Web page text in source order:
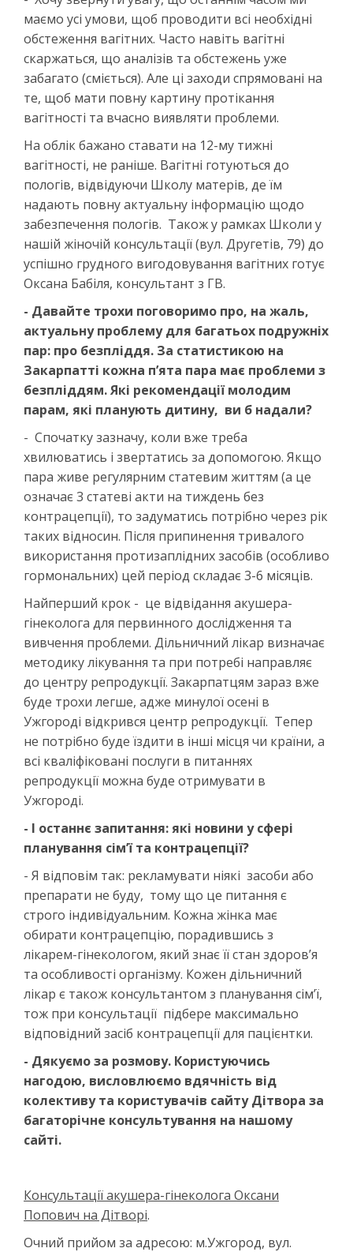
маємо усі умови, щоб проводити всі необхідні
обстеження вагітних. Часто навіть вагітні
скаржаться, що аналізів та обстежень уже
забагато (сміється). Але ці заходи спрямовані на
те, щоб мати повну картину протікання
вагітності та вчасно виявляти проблеми.
На облік бажано ставати на 12-му тижні
вагітності, не раніше. Вагітні готуються до
пологів, відвідуючи Школу матерів, де їм
надають повну актуальну інформацію щодо
забезпечення пологів. Також у рамках Школи у
нашій жіночій консультації (вул. Другетів, 79) до
успішно грудного вигодовування вагітних готує
Оксана Бабіля, консультант з ГВ.
- Давайте трохи поговоримо про, на жаль,
актуальну проблему для багатьох подружніх
пар: про безпліддя. За статистикою на
Закарпатті кожна п’ята пара має проблеми з
безпліддям. Які рекомендації молодим
парам, які планують дитину, ви б надали?
- Спочатку зазначу, коли вже треба
хвилюватись і звертатись за допомогою. Якщо
пара живе регулярним статевим життям (а це
означає 3 статеві акти на тиждень без
контрацепції), то задуматись потрібно через рік
таких відносин. Після припинення тривалого
використання протизаплідних засобів (особливо
гормональних) цей період складає 3-6 місяців.
Найперший крок - це відвідання акушера-
гінеколога для первинного дослідження та
вивчення проблеми. Дільничний лікар визначає
методику лікування та при потребі направляє
до центру репродукції. Закарпатцям зараз вже
буде трохи легше, адже минулої осені в
Ужгороді відкрився центр репродукції. Тепер
не потрібно буде їздити в інші місця чи країни, а
всі кваліфіковані послуги в питаннях
репродукції можна буде отримувати в
Ужгороді.
- І останнє запитання: які новини у сфері
планування сім’ї та контрацепції?
- Я відповім так: рекламувати ніякі засоби або
препарати не буду, тому що це питання є
строго індивідуальним. Кожна жінка має
обирати контрацепцію, порадившись з
лікарем-гінекологом, який знає її стан здоров’я
та особливості організму. Кожен дільничний
лікар є також консультантом з планування сім’ї,
тож при консультації підбере максимально
відповідний засіб контрацепції для пацієнтки.
- Дякуємо за розмову. Користуючись
нагодою, висловлюємо вдячність від
колективу та користувачів сайту Дітвора за
багаторічне консультування на нашому
сайті.
Консультації акушера-гінеколога Оксани
Попович на Дітворі.
Очний прийом за адресою: м.Ужгород, вул.